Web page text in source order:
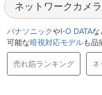
ネットワークカメ
パナソニックやI-O DATAな
可能な暗視対応モデルも品
売れ筋ランキング ネ